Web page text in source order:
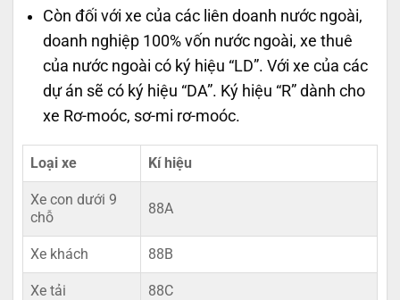
Còn đối với xe của các liên doanh nước ngoài,
doanh nghiệp 100% vốn nước ngoài, xe thuê
của nước ngoài có ký hiệu “LD”. Với xe của các
dự án sẽ có ký hiệu “DA”. Ký hiệu “R” dành cho
xe Rơ-moóc, sơ-mi rơ-moóc.
Loại xe Kí hiệu
Xe con dưới 9
chỗ
88A
Xe khách 88B
Xe tải 88C